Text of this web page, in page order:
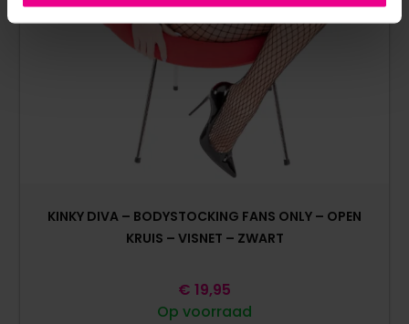
KINKY DIVA – BODYSTOCKING FANS ONLY – OPEN
KRUIS – VISNET – ZWART
Op voorraad
€ 19,95